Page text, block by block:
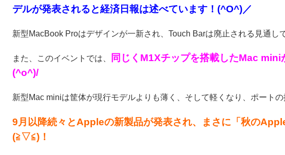
デルが発表されると経済日報は述べています！(^O^)／
新型MacBook Proはデザインが一新され、Touch Barは廃止される見通し
また、このイベントでは、
同じくM1Xチップを搭載したMac mini
(^o^)/
新型Mac miniは筐体が現行モデルよりも薄く、そして軽くなり、ポート
9月以降続々とAppleの新製品が発表され、まさに「秋の
(≧▽≦)！